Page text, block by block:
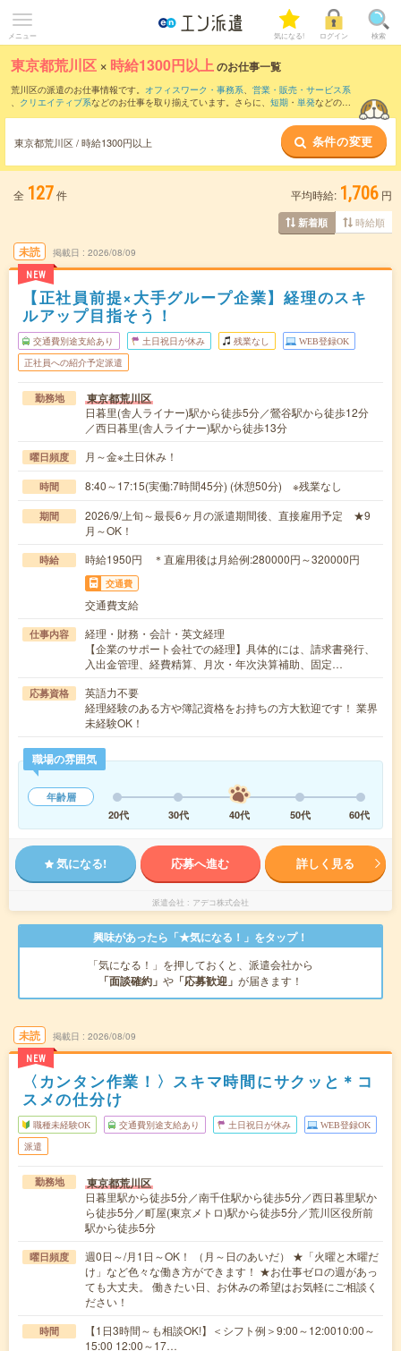
メニュー 気になる! ログイン 検索
東京都荒川区 × 時給1300円以上のお仕事一覧
荒川区の派遣のお仕事情報です。 オフィスワーク・事務系、 営業・販売・サービス系
、 クリエイティブ系などのお仕事を取り揃えています。さらに、 短期 ・ 単発などの期
東京都荒川区 / 時給1300円以上 条件の変更
全 127件 平均時給: 1,706 円
新着順 時給順
未読
NEW
掲載日 2026/08/09
【正社員前提×大手グループ企業】経理のスキ
ルアップ目指そう！
交通費別途支給あり 土日祝日が休み 残業なし WEB登録OK
正社員への紹介予定派遣
勤務地 東京都荒川区
日暮里(舎人ライナー)駅から徒歩5分／鶯谷駅から徒歩12分
／西日暮里(舎人ライナー)駅から徒歩13分
曜日頻度 月～金※土日休み！
時間 8:40～17:15(実働:7時間45分) (休憩50分) ※残業なし
期間
2026/9/上旬～最長6ヶ月の派遣期間後、直接雇用予定 ★9
月～OK！
時給 時給1950円 ＊直雇用後は月給例:280000円～320000円
交通費
交通費支給
仕事内容
経理・財務・会計・英文経理
【企業のサポート会社での経理】具体的には、請求書発行、
入出金管理、経費精算、月次・年次決算補助、固定…
応募資格
英語力不要
経理経験のある方や簿記資格をお持ちの方大歓迎です！ 業界
未経験OK！
職場の雰囲気
年齢層
20代
30代 40代 50代 60代
気になる! 応募へ進む 詳しく見る
派遣会社 アデコ株式会社
興味があったら「★気になる！」をタップ！
「気になる！」を押しておくと、派遣会社から
「面談確約」 や 「応募歓迎」 が届きます！
未読
NEW
掲載日 2026/08/09
〈カンタン作業！〉スキマ時間にサクッと＊コ
スメの仕分け
職種未経験OK 交通費別途支給あり 土日祝日が休み WEB登録OK
派遣
勤務地 東京都荒川区
日暮里駅から徒歩5分／南千住駅から徒歩5分／西日暮里駅か
ら徒歩5分／町屋(東京メトロ)駅から徒歩5分／荒川区役所前
駅から徒歩5分
曜日頻度
週0日～/月1日～OK！ （月～日のあいだ） ★「火曜と木曜だ
け」など色々な働き方ができます！ ★お仕事ゼロの週があっ
ても大丈夫。 働きたい日、お休みの希望はお気軽にご相談く
ださい！
時間
【1日3時間～も相談OK!】＜シフト例＞9:00～12:0010:00～
15:00 12:00～17…